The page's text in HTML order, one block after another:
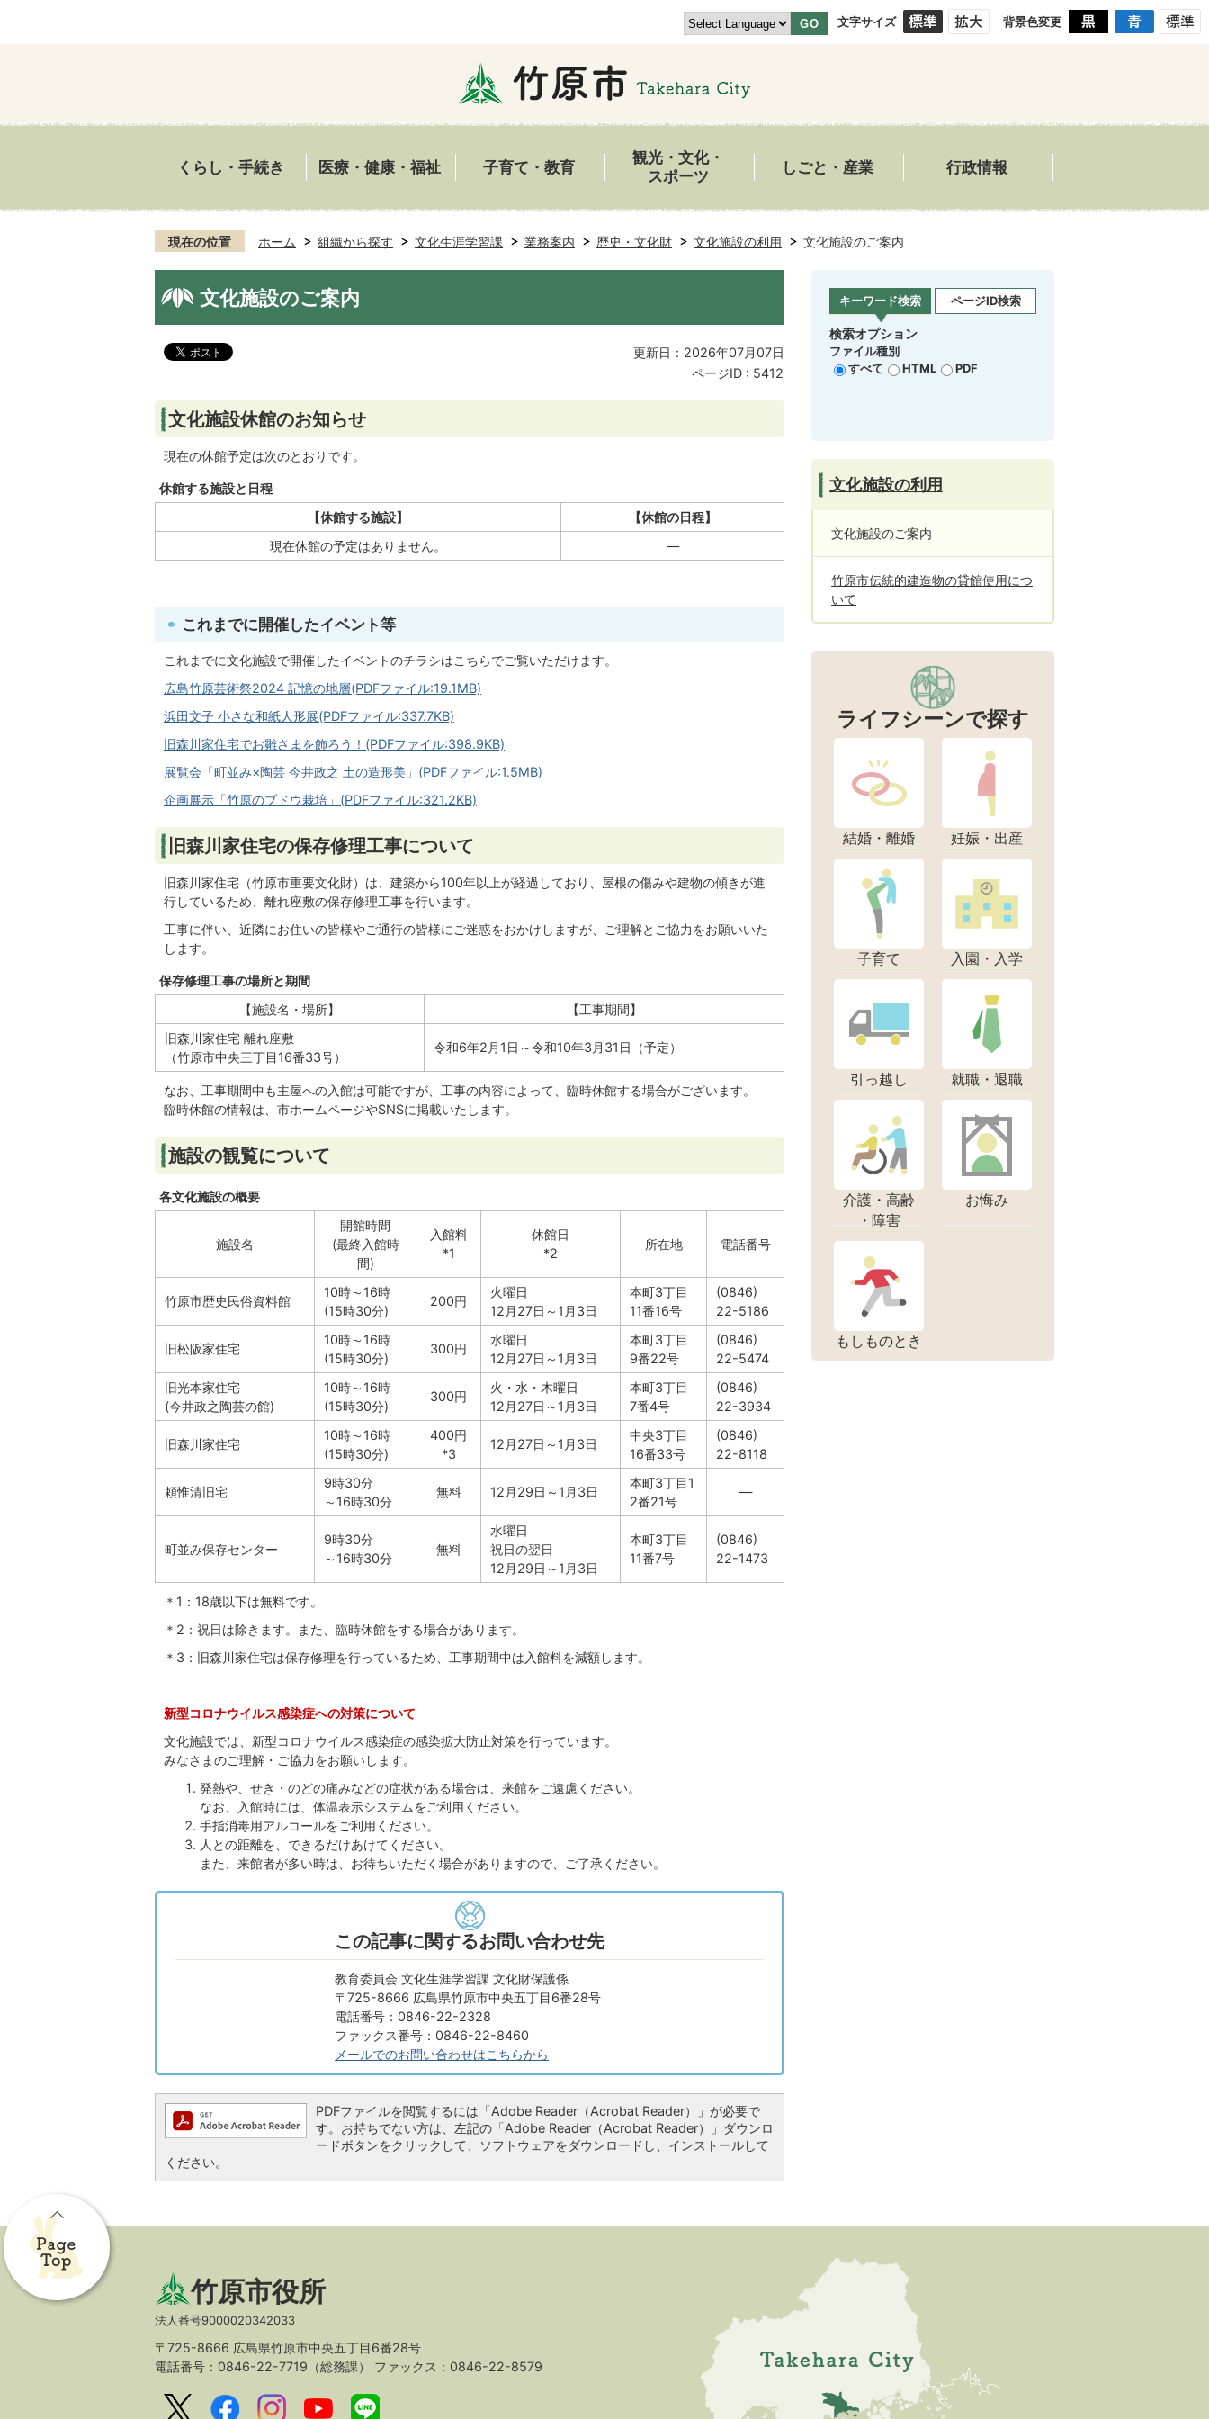
GO 文字サイズ 背景色変更
くらし・手続き 医療・健康・福祉 子育て・教育
観光・文化・
スポーツ
しごと・産業 行政情報
現在の位置 ホーム 組織から探す 文化生涯学習課 業務案内 歴史・文化財 文化施設の利用 文化施設のご案内
文化施設のご案内
更新日：2026年07月07日
ページID : 5412
文化施設休館のお知らせ
現在の休館予定は次のとおりです。
休館する施設と日程
【休館する施設】
【休館の日程】
現在休館の予定はありません。
―
これまでに開催したイベント等
これまでに文化施設で開催したイベントのチラシはこちらでご覧いただけます。
広島竹原芸術祭2024 記憶の地層(PDFファイル:19.1MB)
浜田文子 小さな和紙人形展(PDFファイル:337.7KB)
旧森川家住宅でお雛さまを飾ろう！(PDFファイル:398.9KB)
展覧会「町並み×陶芸 今井政之 土の造形美」(PDFファイル:1.5MB)
企画展示「竹原のブドウ栽培」(PDFファイル:321.2KB)
旧森川家住宅の保存修理工事について
旧森川家住宅（竹原市重要文化財）は、建築から100年以上が経過しており、屋根の傷みや建物の傾きが進
行しているため、離れ座敷の保存修理工事を行います。
工事に伴い、近隣にお住いの皆様やご通行の皆様にご迷惑をおかけしますが、ご理解とご協力をお願いいた
します。
保存修理工事の場所と期間
【施設名・場所】
【工事期間】
旧森川家住宅 離れ座敷
（竹原市中央三丁目16番33号）
令和6年2月1日～令和10年3月31日（予定）​​​​​​
なお、工事期間中も主屋への入館は可能ですが、工事の内容によって、臨時休館する場合がございます。
臨時休館の情報は、市ホームページやSNSに掲載いたします。
施設の観覧について
各文化施設の概要
施設名
開館時間
(最終入館時
間)
入館料
*1
休館日
*2
所在地 電話番号
竹原市歴史民俗資料館
10時～16時
(15時30分)
200円
火曜日
12月27日～1月3日
本町3丁目
11番16号
(0846)
22-5186
旧松阪家住宅
10時～16時
(15時30分)
300円
水曜日
12月27日～1月3日
本町3丁目
9番22号
(0846)
22-5474
旧光本家住宅
(今井政之陶芸の館)
10時～16時
(15時30分)
300円
火・水・木曜日
12月27日～1月3日
本町3丁目
7番4号
(0846)
22-3934
旧森川家住宅
10時～16時
(15時30分)
400円
*3
12月27日～1月3日
中央3丁目
16番33号
(0846)
22-8118
頼惟清旧宅
9時30分
～16時30分
無料 12月29日～1月3日
本町3丁目1
2番21号
―
町並み保存センター
9時30分
～16時30分
無料
水曜日
祝日の翌日
12月29日～1月3日
本町3丁目
11番7号
(0846)
22-1473
＊1：18歳以下は無料です。
＊2：祝日は除きます。また、臨時休館をする場合があります。
＊3：旧森川家住宅は保存修理を行っているため、工事期間中は入館料を減額します。
新型コロナウイルス感染症への対策について
文化施設では、新型コロナウイルス感染症の感染拡大防止対策を行っています。
みなさまのご理解・ご協力をお願いします。
発熱や、せき・のどの痛みなどの症状がある場合は、来館をご遠慮ください。
なお、入館時には、体温表示システムをご利用ください。
手指消毒用アルコールをご利用ください。
人との距離を、できるだけあけてください。
また、来館者が多い時は、お待ちいただく場合がありますので、ご了承ください。
この記事に関するお問い合わせ先
教育委員会 文化生涯学習課 文化財保護係
〒725-8666 広島県竹原市中央五丁目6番28号
電話番号：0846-22-2328
ファックス番号：0846-22-8460
メールでのお問い合わせはこちらから
PDFファイルを閲覧するには「Adobe Reader（Acrobat Reader）」が必要で
す。お持ちでない方は、左記の「Adobe Reader（Acrobat Reader）」ダウンロ
ードボタンをクリックして、ソフトウェアをダウンロードし、インストールして
ください。
キーワード検索 ページID検索
検索オプション
ファイル種別
すべて
HTML PDF
文化施設の利用
文化施設のご案内
竹原市伝統的建造物の貸館使用につ
いて
ライフシーンで探す
結婚・離婚 妊娠・出産
子育て 入園・入学
引っ越し 就職・退職
介護・高齢
・障害
お悔み
もしものとき
竹原市役所
法人番号9000020342033
〒725-8666 広島県竹原市中央五丁目6番28号
電話番号：0846-22-7719（総務課） ファックス：0846-22-8579